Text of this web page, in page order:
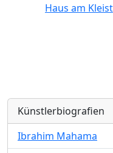
Haus am
Künstlerbiografien
Ibrahim Mahama